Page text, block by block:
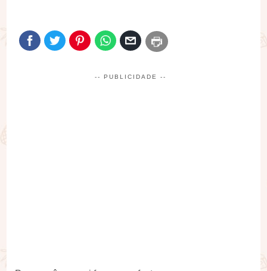
-- PUBLICIDADE --